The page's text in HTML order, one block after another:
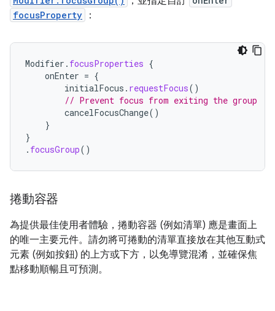
focusProperty
：
Modifier . focusProperties {
onEnter = {
initialFocus . requestFocus()
// Prevent focus from exiting the group
cancelFocusChange()
}
}
. focusGroup()
捲動容器
為提供最佳使用者體驗，捲動容器 (例如清單) 應是畫面上
的唯一主要元件。請勿將可捲動的清單直接放在其他互動式
元素 (例如按鈕) 的上方或下方，以免導覽混淆，並確保焦
點移動順暢且可預測。